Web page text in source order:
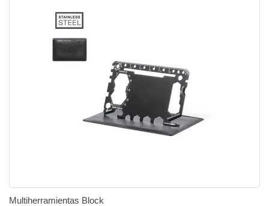
Multiherramientas Block